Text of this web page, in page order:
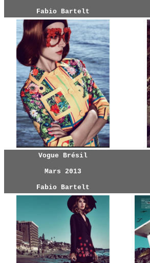
Fabio Bartelt
Vogue Brésil
Mars 2013
Fabio Bartelt